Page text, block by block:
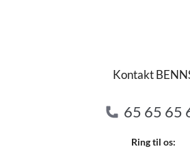
Kontakt
65 65 65
Ring til os: